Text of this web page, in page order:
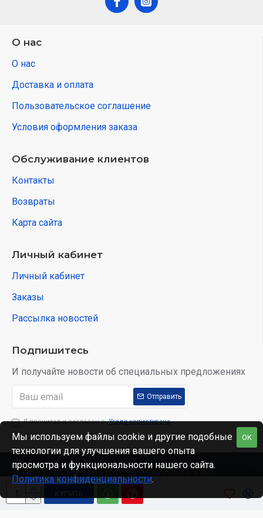
КУПИТЬ
О нас
О нас
Доставка и оплата
Пользовательское соглашение
Условия оформления заказа
Обслуживание клиентов
Контакты
Возвраты
Карта сайта
Личный кабинет
Личный кабинет
Заказы
Рассылка новостей
Подпишитесь
И получайте новости об специальных предложениях
Отправить
Я прочитал и согласен с Угода користувача
© Интернет-магазин www.skidka.ua, 2012-2025.
OK
Мы используем файлы cookie и другие подобные
технологии для улучшения вашего опыта
просмотра и функциональности нашего сайта.
Политика конфиденциальности.